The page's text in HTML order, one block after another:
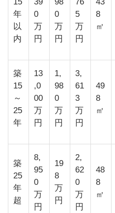
年
以
内
0
万
円
0
万
円
5
万
円
8
㎡
築
15
～
25
年
13
,0
00
万
円
1,
98
0
万
円
3,
61
3
万
円
49
8
㎡
築
25
年
超
8,
95
0
万
円
19
8
万
円
2,
62
0
万
円
48
8
㎡